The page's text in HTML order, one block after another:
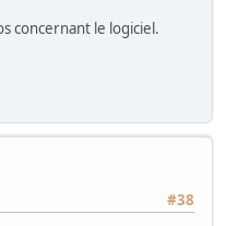
concernant le logiciel.
#38